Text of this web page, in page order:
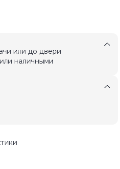
или до двери
наличными